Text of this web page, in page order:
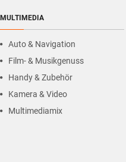
MULTIMEDIA
Auto & Navigation
Film- & Musikgenuss
Handy & Zubehör
Kamera & Video
Multimediamix